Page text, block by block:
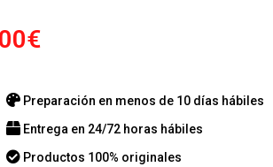
€
Preparación en menos de 10 días hábiles
Entrega en 24/72 horas hábiles
Productos 100% originales